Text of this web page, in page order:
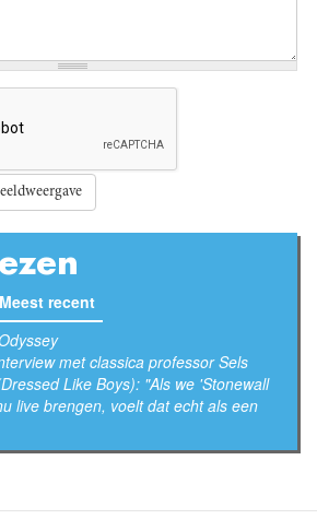
tabblad)
Meest recent
met classica professor Sels
Like Boys): "Als we 'Stonewall
live brengen, voelt dat echt als een